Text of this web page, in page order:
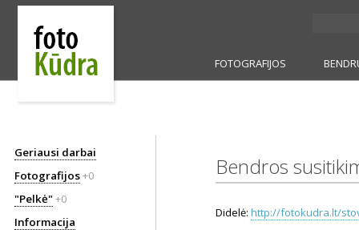
FOTOGRAFIJOS
Geriausi darbai
Fotografijos+0
"Pelkė" +0
Informacija
Bendros
Didelė: http://fotokudra.lt/